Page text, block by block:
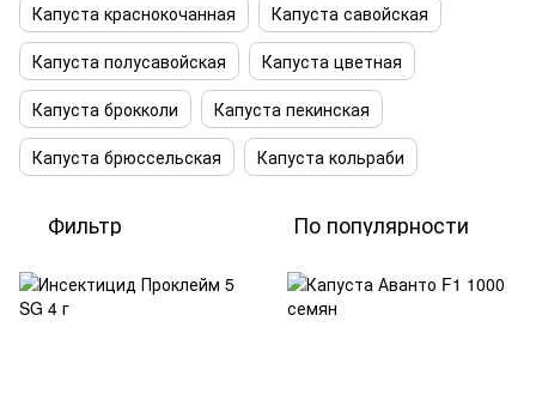
Капуста краснокочанная
Капуста савойская
Капуста полусавойская
Капуста цветная
Капуста брокколи
Капуста пекинская
Капуста брюссельская
Капуста кольраби
Фильтр По популярности